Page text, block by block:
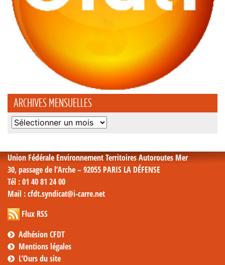
ARCHIVES MENSUELLES
Archives
Union Fédérale Environnement Territoires Autoroutes Mer
30, passage de l’Arche – 92055 PARIS LA DÉFENSE
Tél : 01 40 81 24 00
Mail : cfdt.syndicat@i-carre.net
Flux RSS
Adhésion CFDT
Mentions légales
L’Ours du site